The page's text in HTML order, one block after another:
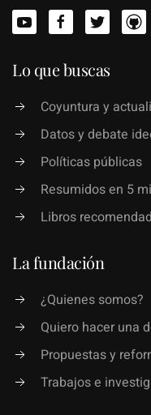
Lo que buscas
Coyuntura y
Datos y debate
Políticas públicas
Resumidos en 5
Libros
La fundación
¿Quienes somos?
Quiero hacer una
Propuestas y
Trabajos e